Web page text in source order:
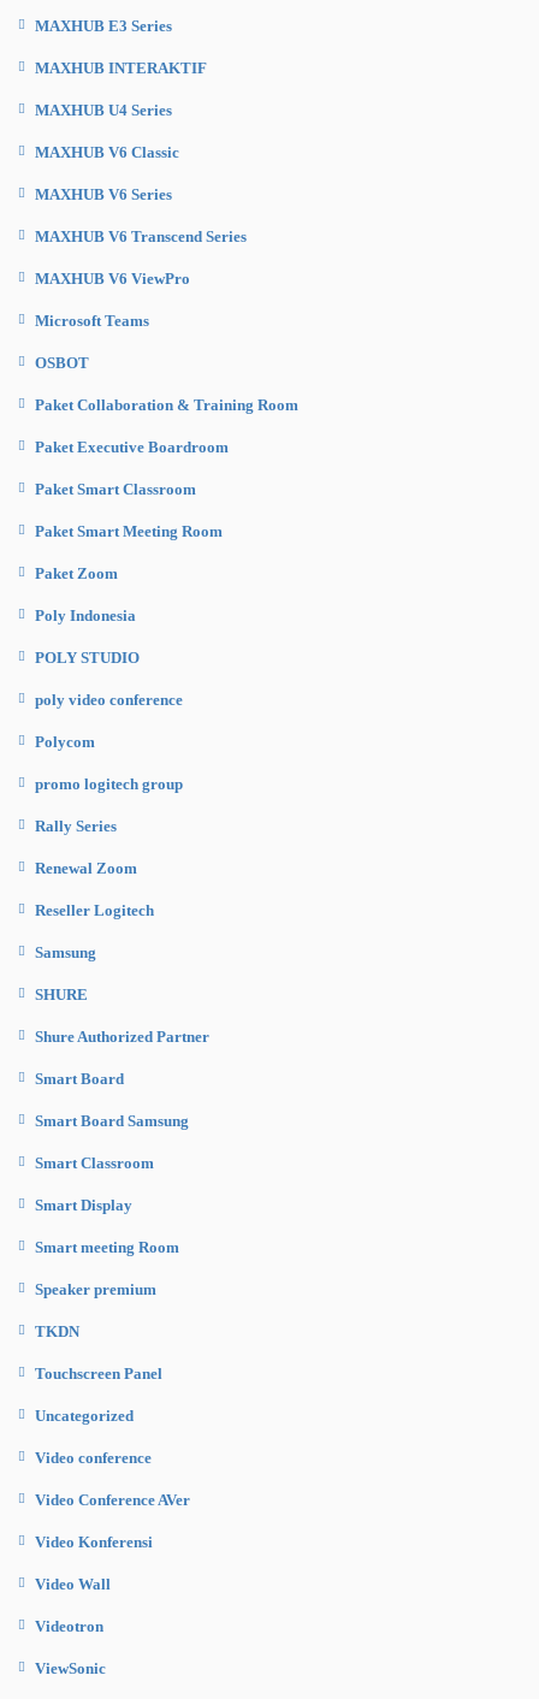
MAXHUB E3 Series
MAXHUB INTERAKTIF
MAXHUB U4 Series
MAXHUB V6 Classic
MAXHUB V6 Series
MAXHUB V6 Transcend Series
MAXHUB V6 ViewPro
Microsoft Teams
OSBOT
Paket Collaboration & Training Room
Paket Executive Boardroom
Paket Smart Classroom
Paket Smart Meeting Room
Paket Zoom
Poly Indonesia
POLY STUDIO
poly video conference
Polycom
promo logitech group
Rally Series
Renewal Zoom
Reseller Logitech
Samsung
SHURE
Shure Authorized Partner
Smart Board
Smart Board Samsung
Smart Classroom
Smart Display
Smart meeting Room
Speaker premium
TKDN
Touchscreen Panel
Uncategorized
Video conference
Video Conference AVer
Video Konferensi
Video Wall
Videotron
ViewSonic